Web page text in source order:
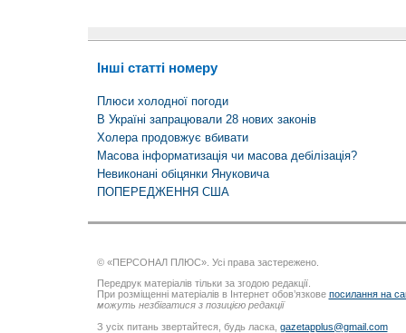
Інші статті номеру
Плюси холодної погоди
В Україні запрацювали 28 нових законів
Холера продовжує вбивати
Масова інформатизація чи масова дебілізація?
Невиконані обіцянки Януковича
ПОПЕРЕДЖЕННЯ США
© «ПЕРСОНАЛ ПЛЮС». Усі права застережено.
Передрук матеріалів тільки за згодою редакції.
При розміщенні матеріалів в Інтернет обов’язкове посилання на
можуть незбігатися з позицією редакції
З усіх питань звертайтеся, будь ласка, gazetapplus@gmail.com